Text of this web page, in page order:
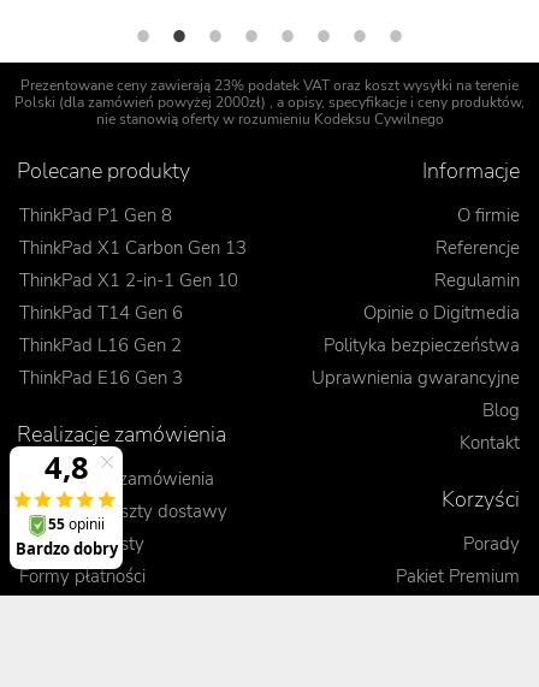
Prezentowane ceny zawierają 23% podatek VAT oraz koszt wysyłki na terenie
Polski (dla zamówień powyżej 2000zł) , a opisy, specyfikacje i ceny produktów,
nie stanowią oferty w rozumieniu Kodeksu Cywilnego
Polecane produkty
ThinkPad P1 Gen 8
ThinkPad X1 Carbon Gen 13
ThinkPad X1 2-in-1 Gen 10
ThinkPad T14 Gen 6
ThinkPad L16 Gen 2
ThinkPad E16 Gen 3
Informacje
O firmie
Referencje
Regulamin
Opinie o Digitmedia
Polityka bezpieczeństwa
Uprawnienia gwarancyjne
Blog
Kontakt
Realizacje zamówienia
Jak dokonać zamówienia
Wysyłka i koszty dostawy
Odbiór osobisty
Formy płatności
Korzyści
Porady
Pakiet Premium